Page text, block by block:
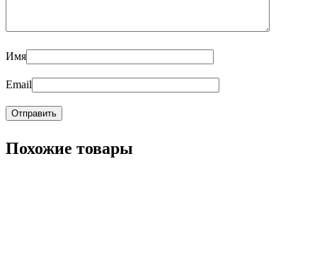
Имя
Email
Похожие товары